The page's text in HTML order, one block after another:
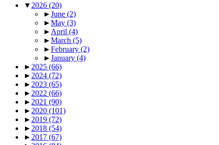
▼ 2026 (20)
►June (2)
►May (3)
► April (4)
►March (5)
►February (2)
►January (4)
► 2025 (66)
► 2024 (72)
► 2023 (65)
► 2022 (66)
► 2021 (90)
► 2020 (101)
► 2019 (72)
► 2018 (54)
► 2017 (67)